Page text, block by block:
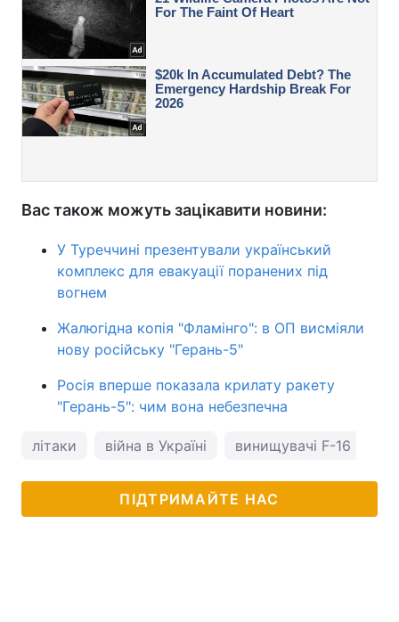
Вас також можуть зацікавити новини:
У Туреччині презентували український
комплекс для евакуації поранених під
вогнем
Жалюгідна копія "Фламінго": в ОП висміяли
нову російську "Герань-5"
Росія вперше показала крилату ракету
"Герань-5": чим вона небезпечна
літаки війна в Україні винищувачі F-16
ПІДТРИМАЙТЕ НАС